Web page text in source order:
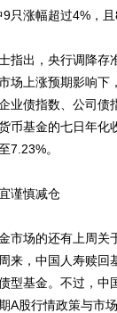
只涨幅超过4%，
出，央行调降存准
场上涨预期影响下
业债指数、公司债
币基金的七日年化
7.23%。
慎减仓
场的还有上周关于
来，中国人寿赎回
型基金。不过，中
A股行情政策与市